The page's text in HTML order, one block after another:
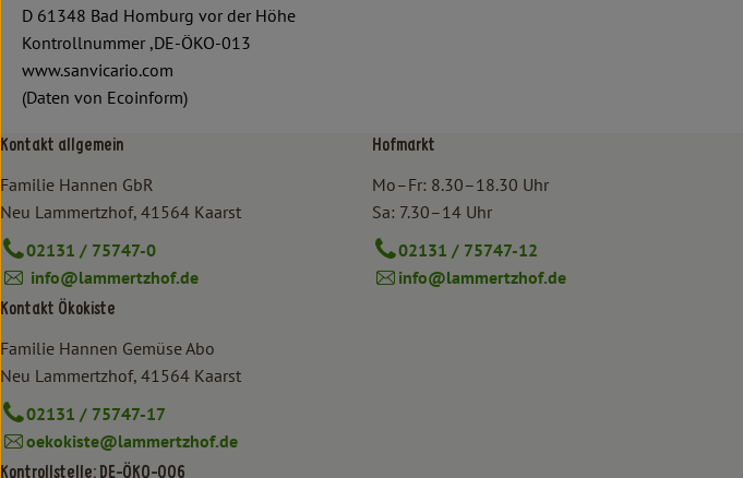
D 61348 Bad Homburg vor der Höhe
Kontrollnummer ,DE-ÖKO-013
www.sanvicario.com
(Daten von Ecoinform)
Kontakt allgemein
Familie Hannen GbR
Neu Lammertzhof, 41564 Kaarst
02131 / 75747-0
info@lammertzhof.de
Kontakt Ökokiste
Familie Hannen Gemüse Abo
Neu Lammertzhof, 41564 Kaarst
02131 / 75747-17
oekokiste@lammertzhof.de
Kontrollstelle: DE-ÖKO-006
Hofmarkt
Mo–Fr: 8.30–18.30 Uhr
Sa: 7.30–14 Uhr
02131 / 75747-12
info@lammertzhof.de